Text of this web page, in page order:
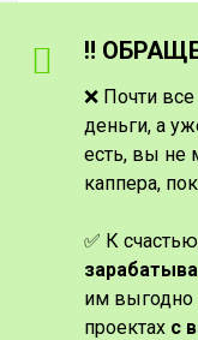
‼️
❌ Почти
деньги, а
есть, вы не
каппера,
✅ К
им выгодно
проектах с